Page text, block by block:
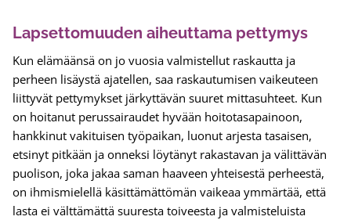
Lapsettomuuden aiheuttama pettymys
Kun elämäänsä on jo vuosia valmistellut raskautta ja
perheen lisäystä ajatellen, saa raskautumisen vaikeuteen
liittyvät pettymykset järkyttävän suuret mittasuhteet. Kun
on hoitanut perussairaudet hyvään hoitotasapainoon,
hankkinut vakituisen työpaikan, luonut arjesta tasaisen,
etsinyt pitkään ja onneksi löytänyt rakastavan ja välittävän
puolison, joka jakaa saman haaveen yhteisestä perheestä,
on ihmismielellä käsittämättömän vaikeaa ymmärtää, että
lasta ei välttämättä suuresta toiveesta ja valmisteluista